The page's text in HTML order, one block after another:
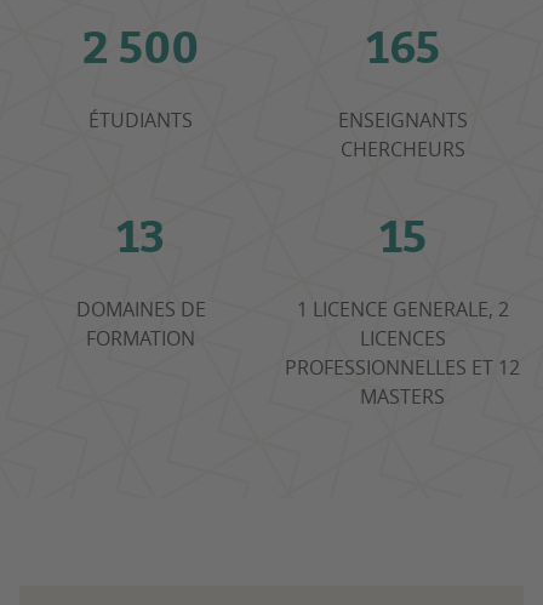
2 500
ÉTUDIANTS
165
ENSEIGNANTS
CHERCHEURS
13
DOMAINES DE
FORMATION
15
1 LICENCE GENERALE, 2
LICENCES
PROFESSIONNELLES ET 12
MASTERS